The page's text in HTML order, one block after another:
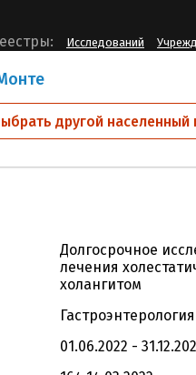
другой населенный
Исследований
212358
Долгосрочное
лечения
холангитом
Гастроэнтерология
01.06.2022 -